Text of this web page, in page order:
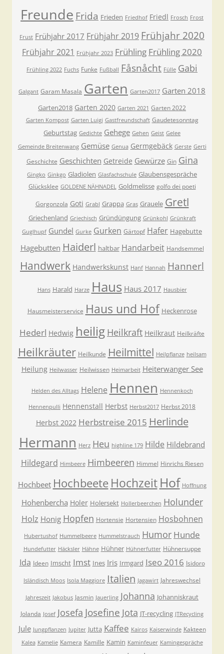
Freunde Frida Frieden Friedhof Friedl Frosch Frost
Frust Frühjahr 2017 Frühjahr 2019 Frühjahr 2020
Frühjahr 2021 Frühjahr 2023 Frühling Frühling 2020
Frühling 2022 Fuchs Funke Fußball Fåsnåcht Fülle Gabi
Galgant Garam Masala Garten Garten2017 Garten 2018
Garten2018 Garten 2020 Garten 2021 Garten 2022
Garten Kompost Garten Luigi Gastfreundschaft Gaudetesonntag
Geburtstag Gedichte Gehege Gehen Geist Gelee
Gemeinde Breitenwang Gemüse Genua Germgebäck Gerste Gerti
Geschichte Geschichten Getreide Gewürze Gin Gina
Gingko Ginkgo Gladiolen Glasfachschule Glaubensgespräche
Glücksklee GOLDENE NÄHNADEL Goldmelisse golfo dei poeti
Gorgonzola Goti Grabl Grappa Gras Grauele Gretl
Griechenland Griechisch Gründüngung Grünkohl Grünkraft
Guglhupf Gundel Gurke Gurken Gärtopf Hafer Hagebutte
Hagebutten Haiderl haltbar Handarbeit Handsemmel
Handwerk Handwerkskunst Hanf Hannah Hannerl
Hans Harald Harze Haus Haus 2017 Hausbier
Hausmeisterservice Haus und Hof Heckenrose
Hederl Hedwig heilig Heilkraft Heilkraut Heilkräfte
Heilkräuter Heilkunde Heilmittel Heilpflanze heilsam
Heilung Heilwasser Heilwissen Heimarbeit Heiterwanger See
Helden des Alltags Helene Hennen Hennenkoch
Hennenpulli Hennenstall Herbst Herbst2017 Herbst 2018
Herbst 2022 Herbstreise 2015 Herlinde
Hermann Herz Heu highline 179 Hilde Hildebrand
Hildegard Himbeere Himbeeren Himmel Hinrichs Riesen
Hochbeet Hochbeete Hochzeit Hof Hoffnung
Hohenbercha Holer Holersekt Hollerbeerchen Holunder
Holz Honig Hopfen Hortensie Hortensien Hosbohnen
Hubertushof Hummelbeere Hummelstrauch Humor Hunde
Hundefutter Häcksler Hähne Hühner Hühnerfutter Hühnersuppe
Ida Ideen Imscht Imst Ines Iris Irmgard Iseo 2016 Isidoro
Isländisch Moos Isola Maggiore Italien Jagawirt Jahreswechsel
Jahreszeit Jakobus Jasmin Jauerling Johanna Johanniskraut
Jolanda Josef Josefa Josefine Jota JT-recycling JTRecycling
Jule Jungpflanzen Jupiter Jutta Kaffee Kairos Kaiserwinde Kakteen
Kalea Kamelie Kamera Kamille Kamin Kaminfeuer Kamingespräche